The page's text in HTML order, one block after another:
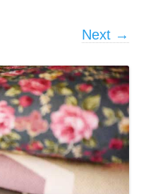
Next →